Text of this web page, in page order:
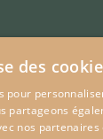
des
pour
partageons
nos